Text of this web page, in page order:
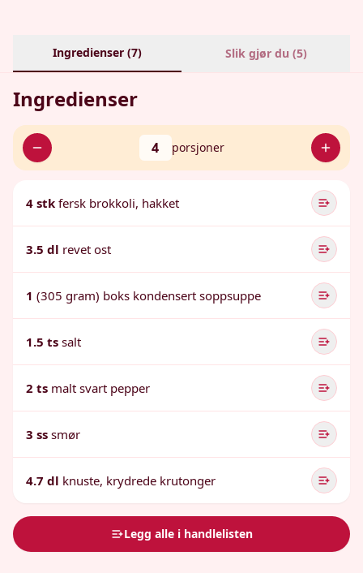
Ingredienser (7) Slik gjør du (5)
Ingredienser
4 porsjoner
4 stk fersk brokkoli, hakket
3.5 dl revet ost
1 (305 gram) boks kondensert soppsuppe
1.5 ts salt
2 ts malt svart pepper
3 ss smør
4.7 dl knuste, krydrede krutonger
Legg alle i handlelisten